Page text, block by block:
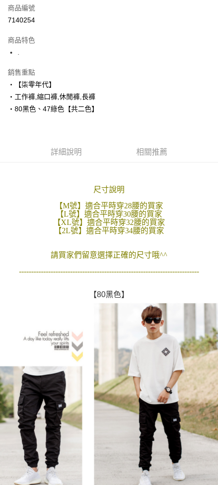
超商取貨付款
街口支付
悠遊付
Google Pay
AFTEE先享後付是「在收到商品之後才付款」的支付方式。 讓您購物簡單
３．安心：先確認商品／服務後，再付款。
【「AFTEE先享後付」結帳流程】
１．於結帳方式選擇「AFTEE先享後付」後，將跳轉至「AFTEE先享後付」
結帳頁面，進行簡訊認證並確認金額後，即可完成結帳。
２．訂單成立數日內，您將收到繳費通知簡訊。
ATM／網路銀行／等多元方式進行付款，方視為交易完成。
※ 請注意：結帳手續完成當下不需立刻繳費，但若您需要取消訂單，請聯絡
是否繳費成功／繳費後需取消欲退款等相關疑問，請聯繫「AFTEE先享後付
https://netprotections.freshdesk.com/support/home
１．透過由恩沛科技股份有限公司提供之「AFTEE先享後付」服務完成之交
易，需依本服務之必要範圍內提供個人資料，並將交易相關給付款項請求債
權轉讓予恩沛科技股份有限公司。
２．關於個人資料處理事宜，請瀏覽以下網址：
https://aftee.tw/terms/#terms3
３．未成年的使用者請事先徵得法定代理人或監護人之同意方可使用
「AFTEE先享後付」，若未經同意申辦者引起之損失，本公司不負相關責
任。
４．使用「AFTEE先享後付」時，將依據個別帳號之用戶狀況，依本公司即
時審查核予不同之上限額度；若仍有額度不足之情形，本公司將視審查結果
請求用戶進行身份認證。
５．嚴禁一人註冊多個帳號或使用他人資訊註冊。若發現惡意使用之情形，
恩沛科技股份有限公司將有權停止該用戶之使用額度並採取法律行動。
每筆NT$80，滿NT$1,800(含以上)免運費
先付款後全家取貨
每筆NT$80，滿NT$1,800(含以上)免運費
每筆NT$80，滿NT$1,800(含以上)免運費
每筆NT$120，滿NT$3,000(含以上)免運費
海外宅配 (TWD) 查看運費
商品編號
7140254
商品特色
銷售重點
‧【柒零年代】
‧工作褲,縮口褲,休閒褲,長褲
‧80黑色、47綠色【共二色】
詳細說明 相關推薦
尺寸說明
【M號】適合平時穿28腰的買家
【L號】適合平時穿30腰的買家
【XL號】適合平時穿32腰的買家
【2L號】適合平時穿34腰的買家
請買家們留意選擇正確的尺寸哦^^
--------------------------------------------------------------------------
【80黑色】